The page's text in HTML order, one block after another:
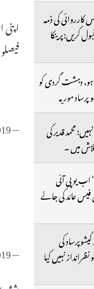
— Sasikanth Senthil (@s_kanth)
— Sasikanth Senthil (@s_kanth)
کارروائی کی ذمہ
کریں:پرینکا
دہشت گردی کو
موریہ
محمد قدیر کی
میں ۔
یو پی آئی
فیس عائد کی جائے
کی
نہیں کیا